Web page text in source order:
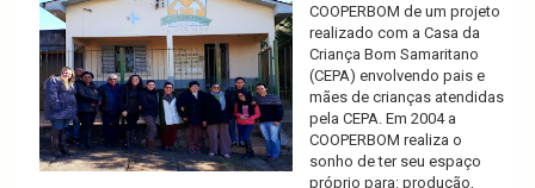
COOPERBOM de um projeto
realizado com a Casa da
Criança Bom Samaritano
(CEPA) envolvendo pais e
mães de crianças atendidas
pela CEPA. Em 2004 a
COOPERBOM realiza o
sonho de ter seu espaço
próprio para: produção,